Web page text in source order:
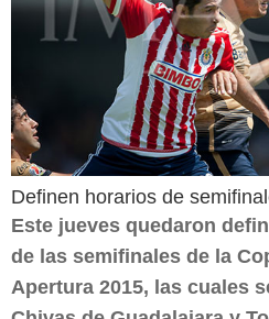
Definen horarios de
Este jueves quedaron
de las semifinales de la
Apertura 2015, las cuales